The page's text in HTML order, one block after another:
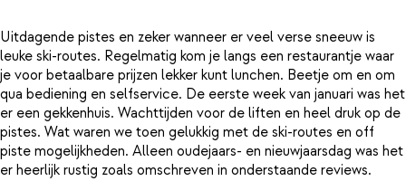
Uitdagende pistes en zeker wanneer er veel verse sneeuw is
leuke ski-routes. Regelmatig kom je langs een restaurantje waar
je voor betaalbare prijzen lekker kunt lunchen. Beetje om en om
qua bediening en selfservice. De eerste week van januari was het
er een gekkenhuis. Wachttijden voor de liften en heel druk op de
pistes. Wat waren we toen gelukkig met de ski-routes en off
piste mogelijkheden. Alleen oudejaars- en nieuwjaarsdag was het
er heerlijk rustig zoals omschreven in onderstaande reviews.